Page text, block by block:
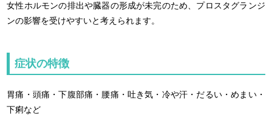
女性ホルモンの排出や臓器の形成が未完のため、プロスタグランジ
ンの影響を受けやすいと考えられます。
症状の特徴
胃痛・頭痛・下腹部痛・腰痛・吐き気・冷や汗・だるい・めまい・
下痢など